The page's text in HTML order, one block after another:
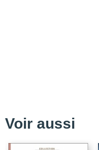
Voir aussi